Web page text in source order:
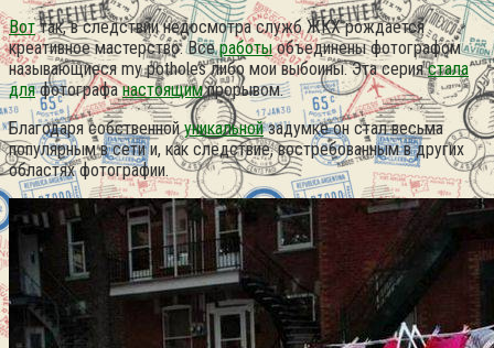
Воттак, в следствии недосмотра служб ЖКХ рождается
креативное мастерство. Всеработыобъединены фотографом
называющиеся my potholes либо мои выбоины. Эта сериястала
дляфотографанастоящимпрорывом.
Благодаря собственнойуникальнойзадумке он стал весьма
популярным в сети и, как следствие, востребованным в других
областях фотографии.